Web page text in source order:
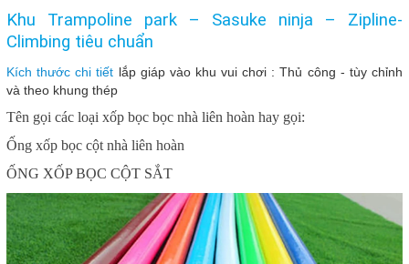
Khu Trampoline park – Sasuke ninja – Zipline-
Climbing tiêu chuẩn
Kích thước chi tiết lắp giáp vào khu vui chơi : Thủ công - tùy chỉnh
và theo khung thép
Tên gọi các loại xốp bọc bọc nhà liên hoàn hay gọi:
Ống xốp bọc cột nhà liên hoàn
ỐNG XỐP BỌC CỘT SẮT